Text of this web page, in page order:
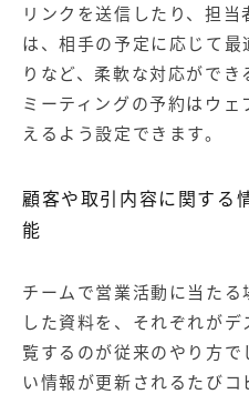
リンクを送信したり、担
は、相手の予定に応じて
りなど、柔軟な対応ができ
ミーティングの予約はウ
えるよう設定できます。
顧客や取引内容に関する
能
チームで営業活動に当た
した資料を、それぞれが
覧するのが従来のやり方
い情報が更新されるたび